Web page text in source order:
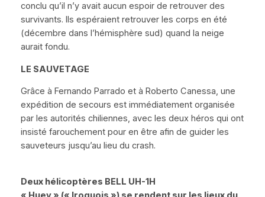
conclu qu’il n’y avait aucun espoir de retrouver des
survivants. Ils espéraient retrouver les corps en été
(décembre dans l’hémisphère sud) quand la neige
aurait fondu.
LE SAUVETAGE
Grâce à Fernando Parrado et à Roberto Canessa, une
expédition de secours est immédiatement organisée
par les autorités chiliennes, avec les deux héros qui ont
insisté farouchement pour en être afin de guider les
sauveteurs jusqu’au lieu du crash.
Deux hélicoptères BELL UH-1H